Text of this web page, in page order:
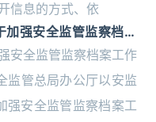
信息的方式、依
强安全监管监察档案
安全监管监察档案工作
监管总局办公厅以安监
强安全监管监察档案工